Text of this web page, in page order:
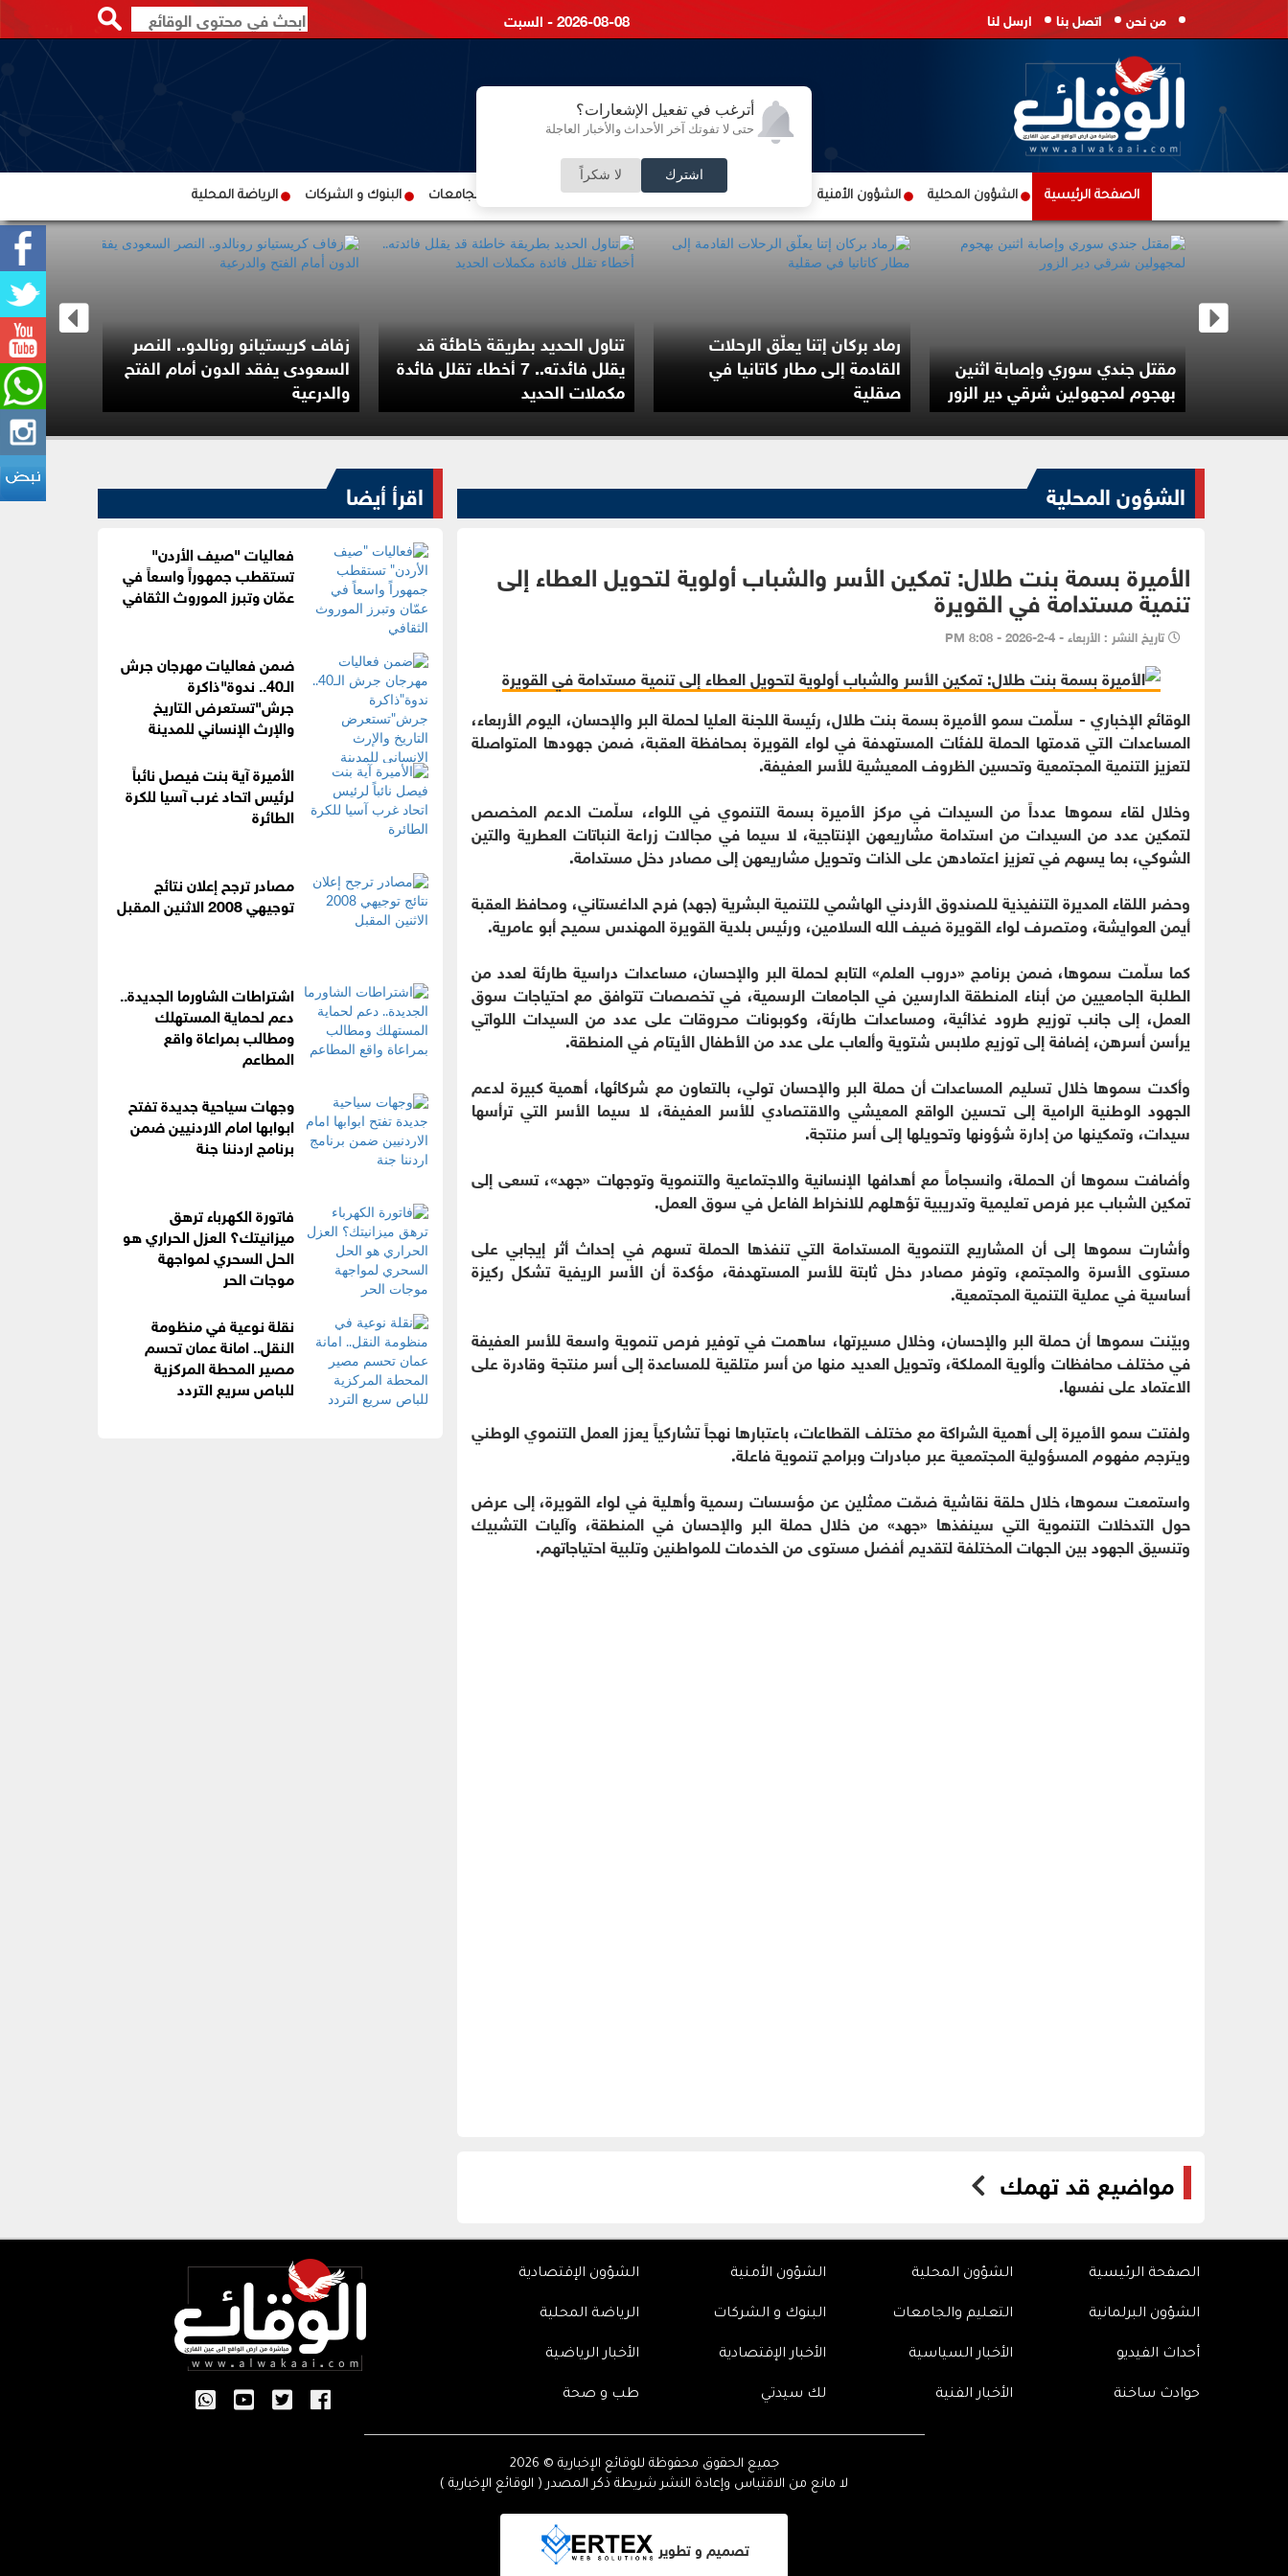
أترغب في تفعيل الإشعارات؟
حتى لا تفوتك آخر الأحداث والأخبار العاجلة
اشترك لا شكراً
من نحن اتصل بنا ارسل لنا 2026-08-08 - السبت
الصفحة الرئيسية الشؤون المحلية الشؤون الأمنية الشؤون الإقتصادية الشؤون البرلمانية التعليم والجامعات البنوك و الشركات الرياضة المحلية
مقتل جندي سوري وإصابة اثنين
بهجوم لمجهولين شرقي دير الزور
رماد بركان إتنا يعلّق الرحلات
القادمة إلى مطار كاتانيا في
صقلية
تناول الحديد بطريقة خاطئة قد
يقلل فائدته.. 7 أخطاء تقلل فائدة
مكملات الحديد
زفاف كريستيانو رونالدو.. النصر
السعودى يفقد الدون أمام الفتح
والدرعية الإبادة
الشؤون المحلية
الأميرة بسمة بنت طلال: تمكين الأسر والشباب أولوية لتحويل العطاء إلى
تنمية مستدامة في القويرة
تاريخ النشر : الأربعاء - 4-2-2026 - 8:08 PM
الوقائع الإخباري - سلّمت سمو الأميرة بسمة بنت طلال، رئيسة اللجنة العليا لحملة البر والإحسان، اليوم الأربعاء،
المساعدات التي قدمتها الحملة للفئات المستهدفة في لواء القويرة بمحافظة العقبة، ضمن جهودها المتواصلة
لتعزيز التنمية المجتمعية وتحسين الظروف المعيشية للأسر العفيفة.
وخلال لقاء سموها عدداً من السيدات في مركز الأميرة بسمة التنموي في اللواء، سلّمت الدعم المخصص
لتمكين عدد من السيدات من استدامة مشاريعهن الإنتاجية، لا سيما في مجالات زراعة النباتات العطرية والتين
الشوكي، بما يسهم في تعزيز اعتمادهن على الذات وتحويل مشاريعهن إلى مصادر دخل مستدامة.
وحضر اللقاء المديرة التنفيذية للصندوق الأردني الهاشمي للتنمية البشرية (جهد) فرح الداغستاني، ومحافظ العقبة
أيمن العوايشة، ومتصرف لواء القويرة ضيف الله السلامين، ورئيس بلدية القويرة المهندس سميح أبو عامرية.
كما سلّمت سموها، ضمن برنامج «دروب العلم» التابع لحملة البر والإحسان، مساعدات دراسية طارئة لعدد من
الطلبة الجامعيين من أبناء المنطقة الدارسين في الجامعات الرسمية، في تخصصات تتوافق مع احتياجات سوق
العمل، إلى جانب توزيع طرود غذائية، ومساعدات طارئة، وكوبونات محروقات على عدد من السيدات اللواتي
يرأسن أسرهن، إضافة إلى توزيع ملابس شتوية وألعاب على عدد من الأطفال الأيتام في المنطقة.
وأكدت سموها خلال تسليم المساعدات أن حملة البر والإحسان تولي، بالتعاون مع شركائها، أهمية كبيرة لدعم
الجهود الوطنية الرامية إلى تحسين الواقع المعيشي والاقتصادي للأسر العفيفة، لا سيما الأسر التي ترأسها
سيدات، وتمكينها من إدارة شؤونها وتحويلها إلى أسر منتجة.
وأضافت سموها أن الحملة، وانسجاماً مع أهدافها الإنسانية والاجتماعية والتنموية وتوجهات «جهد»، تسعى إلى
تمكين الشباب عبر فرص تعليمية وتدريبية تؤهلهم للانخراط الفاعل في سوق العمل.
وأشارت سموها إلى أن المشاريع التنموية المستدامة التي تنفذها الحملة تسهم في إحداث أثر إيجابي على
مستوى الأسرة والمجتمع، وتوفر مصادر دخل ثابتة للأسر المستهدفة، مؤكدة أن الأسر الريفية تشكل ركيزة
أساسية في عملية التنمية المجتمعية.
وبيّنت سموها أن حملة البر والإحسان، وخلال مسيرتها، ساهمت في توفير فرص تنموية واسعة للأسر العفيفة
في مختلف محافظات وألوية المملكة، وتحويل العديد منها من أسر متلقية للمساعدة إلى أسر منتجة وقادرة على
الاعتماد على نفسها.
ولفتت سمو الأميرة إلى أهمية الشراكة مع مختلف القطاعات، باعتبارها نهجاً تشاركياً يعزز العمل التنموي الوطني
ويترجم مفهوم المسؤولية المجتمعية عبر مبادرات وبرامج تنموية فاعلة.
واستمعت سموها، خلال حلقة نقاشية ضمّت ممثلين عن مؤسسات رسمية وأهلية في لواء القويرة، إلى عرض
حول التدخلات التنموية التي سينفذها «جهد» من خلال حملة البر والإحسان في المنطقة، وآليات التشبيك
وتنسيق الجهود بين الجهات المختلفة لتقديم أفضل مستوى من الخدمات للمواطنين وتلبية احتياجاتهم.
مواضيع قد تهمك
اقرأ أيضا
فعاليات "صيف الأردن"
تستقطب جمهوراً واسعاً في
عمّان وتبرز الموروث الثقافي
ضمن فعاليات مهرجان جرش
الـ40.. ندوة"ذاكرة
جرش"تستعرض التاريخ
والإرث الإنساني للمدينة
الأميرة آية بنت فيصل نائباً
لرئيس اتحاد غرب آسيا للكرة
الطائرة
مصادر ترجح إعلان نتائج
توجيهي 2008 الاثنين المقبل
اشتراطات الشاورما الجديدة..
دعم لحماية المستهلك
ومطالب بمراعاة واقع
المطاعم
وجهات سياحية جديدة تفتح
ابوابها امام الاردنيين ضمن
برنامج اردننا جنة
فاتورة الكهرباء ترهق
ميزانيتك؟ العزل الحراري هو
الحل السحري لمواجهة
موجات الحر
نقلة نوعية في منظومة
النقل.. امانة عمان تحسم
مصير المحطة المركزية
للباص سريع التردد
الصفحة الرئيسية الشؤون المحلية الشؤون الأمنية الشؤون الإقتصادية
الشؤون البرلمانية التعليم والجامعات البنوك و الشركات الرياضة المحلية
أحداث الفيديو الأخبار السياسية الأخبار الإقتصادية الأخبار الرياضية
حوادث ساخنة الأخبار الفنية لك سيدتي طب و صحة
جميع الحقوق محفوظة للوقائع الإخبارية © 2026
لا مانع من الاقتباس وإعادة النشر شريطة ذكر المصدر ( الوقائع الإخبارية )
تصميم و تطوير